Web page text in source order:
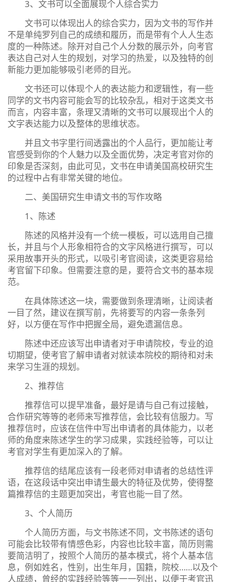
3、文书可以全面展现个人综合实力
文书可以体现出人的综合实力，因为文书的写作并
不是单纯罗列自己的成绩和履历，而是带有个人人生态
度的一种陈述。除开对自己个人分数的展示外，向考官
表达自己对人生的规划，对学习的热爱，以及独特的创
新能力更加能够吸引老师的目光。
文书还可以体现个人的表达能力和逻辑性，有一些
同学的文书内容可能会写的比较杂乱，相对于这类文书
而言，内容丰富，条理又清晰的文书可以展现出个人的
文字表达能力以及整体的思维状态。
并且文书字里行间透露出的个人品行，更加能让考
官感受到你的个人魅力以及全面优势，决定考官对你的
印象是否深刻，由此可见，文书在申请美国高校研究生
的过程中占有非常关键的地位。
二、美国研究生申请文书的写作攻略
1、陈述
陈述的风格并没有一个统一模板，可以选用自己擅
长，并且与个人形象相符合的文字风格进行撰写，可以
采用故事开头的形式，以吸引考官阅读，这类更容易给
考官留下印象。但需要注意的是，要符合文书的基本规
范。
在具体陈述这一块，需要做到条理清晰，让阅读者
一目了然，建议在撰写前，先将要写的内容一条条列
好，以方便在写作中把握全局，避免遗漏信息。
陈述中还应该写出申请者对于申请院校，专业的迫
切期望，使考官了解申请者对就读本院校的期待和对未
来学习生涯的规划。
2、推荐信
推荐信可以提早准备，最好是请与自己有过接触，
合作研究等等的老师来写推荐信，会比较有信服力。写
推荐信时，应该在信件中写出申请者的具体能力，以老
师的角度来陈述学生的学习成果，实践经验等，可以让
考官对学生有更加深入的了解。
推荐信的结尾应该有一段老师对申请者的总结性评
语，在这段话中突出申请生最大的特征及优势，使得整
篇推荐信的主题更加突出，考官也能一目了然。
3、个人简历
个人简历方面，与文书陈述不同，文书陈述的语句
可能会比较带有情感色彩，内容也比较丰富，简历则需
要简洁明了，按照个人简历的基本模式，将个人基本信
息，例如姓名，性别，出生年月，国籍，院校……以及个
人成绩，曾经的实践经验等等一一列出，以便于考官迅